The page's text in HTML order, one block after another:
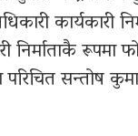
कार्यकारी
रूपमा
परिचित सन्तोष